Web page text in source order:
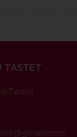
Tastet